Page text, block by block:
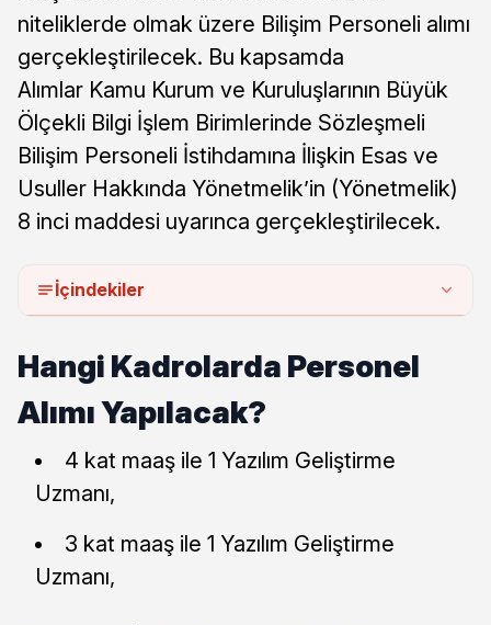
niteliklerde olmak üzere Bilişim Personeli alımı
gerçekleştirilecek. Bu kapsamda
Alımlar Kamu Kurum ve Kuruluşlarının Büyük
Ölçekli Bilgi İşlem Birimlerinde Sözleşmeli
Bilişim Personeli İstihdamına İlişkin Esas ve
Usuller Hakkında Yönetmelik’in (Yönetmelik)
8 inci maddesi uyarınca gerçekleştirilecek.
İçindekiler
Hangi Kadrolarda Personel
Alımı Yapılacak?
4 kat maaş ile 1 Yazılım Geliştirme
Uzmanı,
3 kat maaş ile 1 Yazılım Geliştirme
Uzmanı,